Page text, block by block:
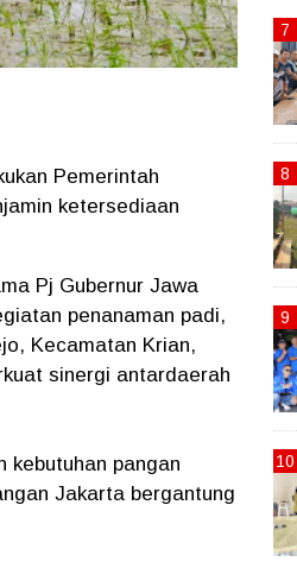
Pemerintah
ketersediaan
Pj Gubernur Jawa
penanaman padi,
Kecamatan Krian,
sinergi antardaerah
kebutuhan pangan
Jakarta bergantung